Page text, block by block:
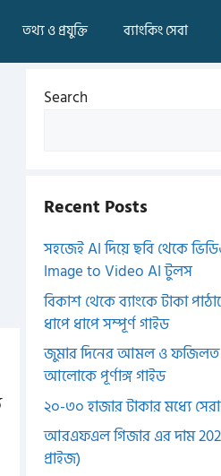
তথ্য ও প্রযুক্তি ব্যাংকিং সেবা
Search
Recent Posts
সহজেই AI দিয়ে ছবি থেকে
Image to Video AI টুলস
বিকাশ থেকে ব্যাংকে টাকা
ধাপে ধাপে সম্পূর্ণ গাইড
জুমার দিনের আমল ও ফজিলত
আলোকে পূর্ণাঙ্গ গাইড
২০-৩০ হাজার টাকার মধ্যে
আরএফএল গিজার এর দাম
প্রাইজ)